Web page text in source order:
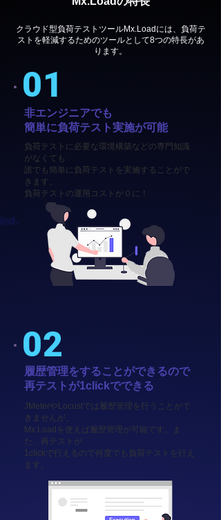
クラウド型負荷テストツールMx.Loadには、負荷テ
ストを軽減するためのツールとして8つの特長があ
ります。
非エンジニアでも
簡単に負荷テスト実施が可能
負荷テストに必要な環境構築などの専門知識
がなくても
誰でも簡単に負荷テストを実施することがで
きます。
負荷テストの運用コストが０に！
01
履歴管理をすることができるので
再テストが1clickでできる
JMeterやLocustでは履歴管理を行うことがで
きませんが、
Mx.Loadを使えば履歴管理が可能です。ま
た、再テストが
1clickで行えるので何度でも負荷テストを行え
ます。
02